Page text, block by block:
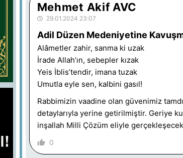
Mehmet Akif AVC
29.01.2024 23:07
Adil Düzen Medeniyetine
Alâmetler zahir, sanma ki uzak
İrade Allah’ın, sebepler kızak
Yeis İblis’tendir, imana tuzak
Umutla eyle sen, kalbini gasıl!
Rabbimizin vaadine olan güvenimiz
detaylarıyla yerine getirilmiştir. Geriye
inşallah Milli Çözüm eliyle
0